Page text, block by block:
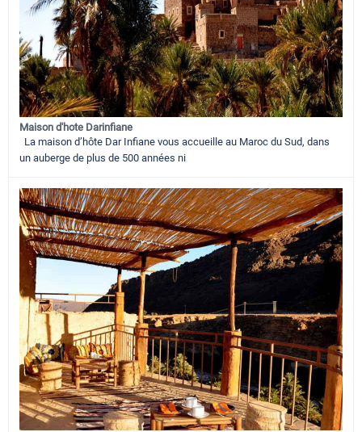
Maison d'hote Darinfiane
La maison d’hôte Dar Infiane vous accueille au Maroc du Sud, dans
un auberge de plus de 500 années ni